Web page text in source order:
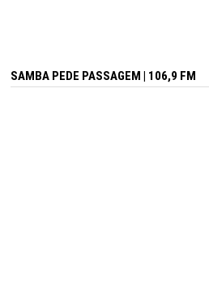
SAMBA PEDE PASSAGEM | 106,9 FM